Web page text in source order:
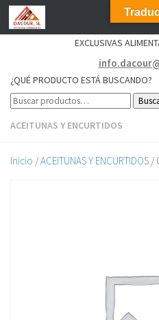
EXCLUSIVAS
¿QUÉ PRODUCTO ESTÁ BUSCANDO?
ACEITUNAS Y ENCURTIDOS
Inicio /ACEITUNAS Y ENCURTIDOS /